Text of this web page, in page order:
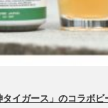
タイガース」のコラボビ